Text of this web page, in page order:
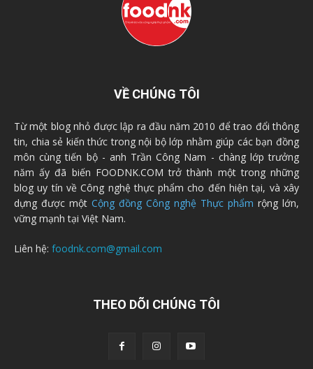
VỀ CHÚNG TÔI
Từ một blog nhỏ được lập ra đầu năm 2010 để trao đổi thông
tin, chia sẻ kiến thức trong nội bộ lớp nhằm giúp các bạn đồng
môn cùng tiến bộ - anh Trần Công Nam - chàng lớp trưởng
năm ấy đã biến FOODNK.COM trở thành một trong những
blog uy tín về Công nghệ thực phẩm cho đến hiện tại, và xây
dựng được một Cộng đồng Công nghệ Thực phẩm rộng lớn,
vững mạnh tại Việt Nam.
Liên hệ: foodnk.com@gmail.com
THEO DÕI CHÚNG TÔI